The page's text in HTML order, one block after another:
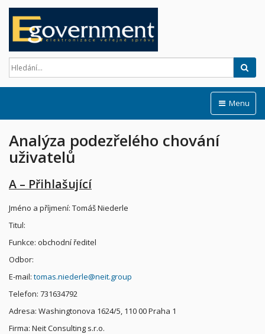
Menu
Analýza podezřelého chování
uživatelů
A – Přihlašující
Jméno a příjmení: Tomáš Niederle
Titul:
Funkce: obchodní ředitel
Odbor:
E-mail: tomas.niederle@neit.group
Telefon: 731634792
Adresa: Washingtonova 1624/5, 110 00 Praha 1
Firma: Neit Consulting s.r.o.